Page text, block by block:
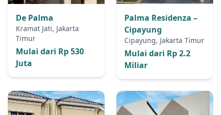
De Palma
Kramat Jati, Jakarta
Timur
Mulai dari Rp 530
Juta
Palma Residenza –
Cipayung
Cipayung, Jakarta Timur
Mulai dari Rp 2.2
Miliar